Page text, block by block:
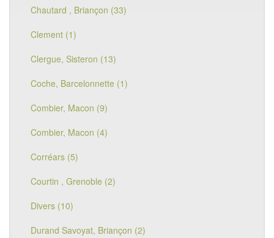
Chautard , Briançon (33)
Clement (1)
Clergue, Sisteron (13)
Coche, Barcelonnette (1)
Combier, Macon (9)
Combier, Macon (4)
Corréars (5)
Courtin , Grenoble (2)
Divers (10)
Durand Savoyat, Briançon (2)